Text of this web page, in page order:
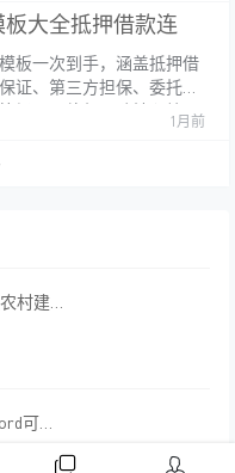
】28套实用合同，包含一
大全抵押借款连带
三方协议委托融资工
辑
板一次到手，涵盖抵押借
证、第三方担保、委托融
场景。律师团队精心编
范，有效规避法律风险。
辑可打印，自动发货秒摆
1月前